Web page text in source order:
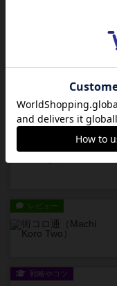
レビュー
レビュー
戦略やコツ